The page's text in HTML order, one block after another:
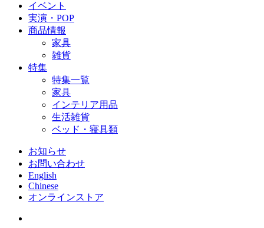
イベント
実演・POP
商品情報
家具
雑貨
特集
特集一覧
家具
インテリア用品
生活雑貨
ベッド・寝具類
お知らせ
お問い合わせ
English
Chinese
オンラインストア